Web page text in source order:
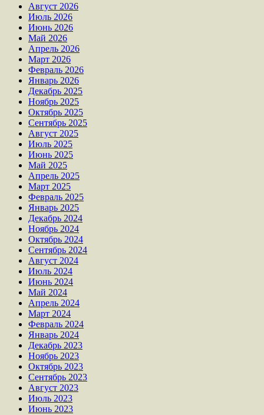
Август 2026
Июль 2026
Июнь 2026
Май 2026
Апрель 2026
Март 2026
Февраль 2026
Январь 2026
Декабрь 2025
Ноябрь 2025
Октябрь 2025
Сентябрь 2025
Август 2025
Июль 2025
Июнь 2025
Май 2025
Апрель 2025
Март 2025
Февраль 2025
Январь 2025
Декабрь 2024
Ноябрь 2024
Октябрь 2024
Сентябрь 2024
Август 2024
Июль 2024
Июнь 2024
Май 2024
Апрель 2024
Март 2024
Февраль 2024
Январь 2024
Декабрь 2023
Ноябрь 2023
Октябрь 2023
Сентябрь 2023
Август 2023
Июль 2023
Июнь 2023